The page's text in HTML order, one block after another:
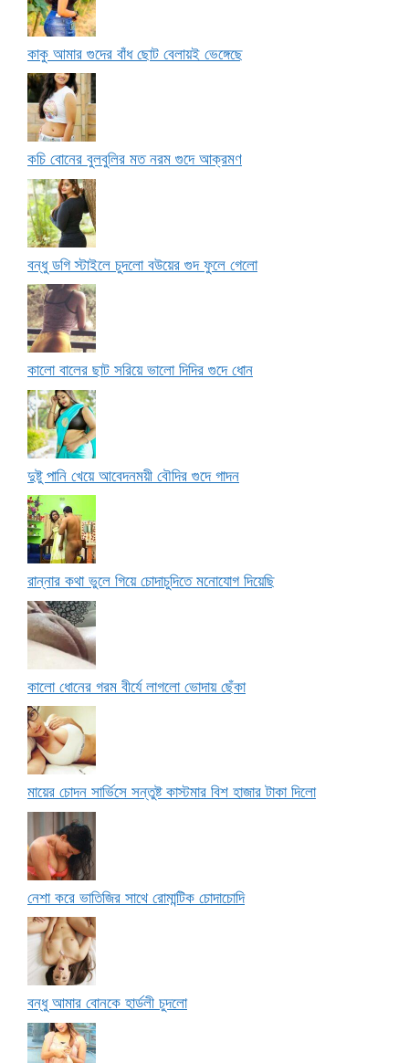
কাকু আমার গুদের বাঁধ ছোট বেলায়ই ভেঙ্গেছে
কচি বোনের বুলবুলির মত নরম গুদে আক্রমণ
বন্ধু ডগি স্টাইলে চুদলো বউয়ের গুদ ফুলে গেলো
কালো বালের ছাট সরিয়ে ভালো দিদির গুদে ধোন
দুষ্টু পানি খেয়ে আবেদনময়ী বৌদির গুদে গাদন
রান্নার কথা ভুলে গিয়ে চোদাচুদিতে মনোযোগ দিয়েছি
কালো ধোনের গরম বীর্যে লাগলো ভোদায় ছেঁকা
মায়ের চোদন সার্ভিসে সন্তুষ্ট কাস্টমার বিশ হাজার টাকা দিলো
নেশা করে ভাতিজির সাথে রোমান্টিক চোদাচোদি
বন্ধু আমার বোনকে হার্ডলী চুদলো